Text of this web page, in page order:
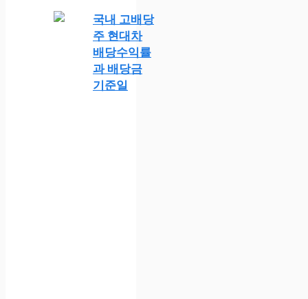
국내 고배당
주 현대차
배당수익률
과 배당금
기준일